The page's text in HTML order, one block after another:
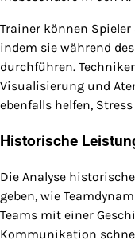
Trainer können
indem sie während
durchführen.
Visualisierung und
ebenfalls helfen,
Historische
Die Analyse
geben, wie
Teams mit einer
Kommunikation